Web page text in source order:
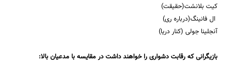
کیت بلانشت(حقیقت)
ال فانینگ(درباره ری)
آنجلینا جولی (کنار دریا)
بازیگرانی که رقابت دشواری را خواهند داشت در مقایسه با مدعیان بالا: